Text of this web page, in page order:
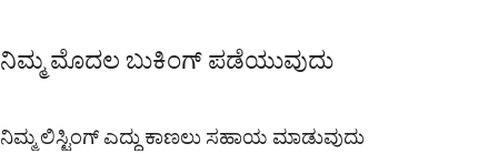
ನಿಮ್ಮ ಮೊದಲ ಬುಕಿಂಗ್ ಪಡೆಯುವುದು
ನಿಮ್ಮ ಲಿಸ್ಟಿಂಗ್ ಎದ್ದು ಕಾಣಲು ಸಹಾಯ ಮಾಡುವುದು